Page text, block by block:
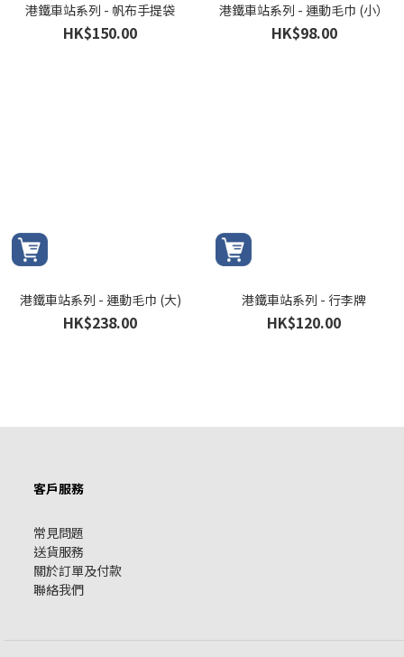
港鐵車站系列 - 帆布手提袋
HK$150.00
港鐵車站系列 - 運動毛巾 (小）
HK$98.00
港鐵車站系列 - 運動毛巾 (大)
HK$238.00
港鐵車站系列 - 行李牌
HK$120.00
客戶服務
常見問題
送貨服務
關於訂單及付款
聯絡我們